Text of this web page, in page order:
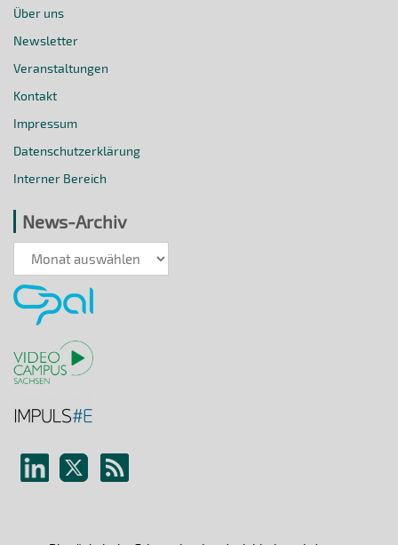
Über uns
Newsletter
Veranstaltungen
Kontakt
Impressum
Datenschutzerklärung
Interner Bereich
News-Archiv
News-
Archiv